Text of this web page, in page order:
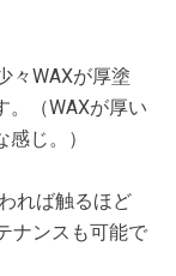
々WAXが厚塗
。（WAXが厚い
じ。）
れば触るほど
ナンスも可能で